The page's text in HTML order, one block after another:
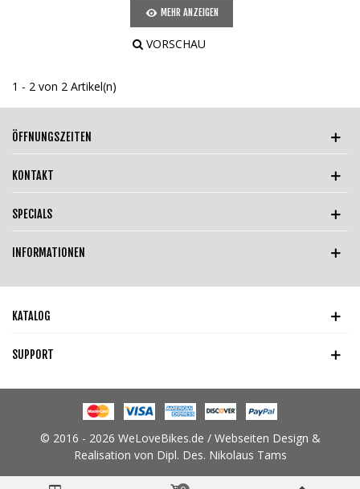
MEHR ANZEIGEN
VORSCHAU
1 - 2 von 2 Artikel(n)
ÖFFNUNGSZEITEN
KONTAKT
SPECIALS
INFORMATIONEN
KATALOG
SUPPORT
© 2016 - 2026 WeLoveBikes.de / Webseiten Design &
Realisation von Dipl. Des. Nikolaus Tams